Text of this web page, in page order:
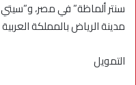
سنتر ألماظة” في مصر،
مدينة الرياض بالمملكة
التمويل